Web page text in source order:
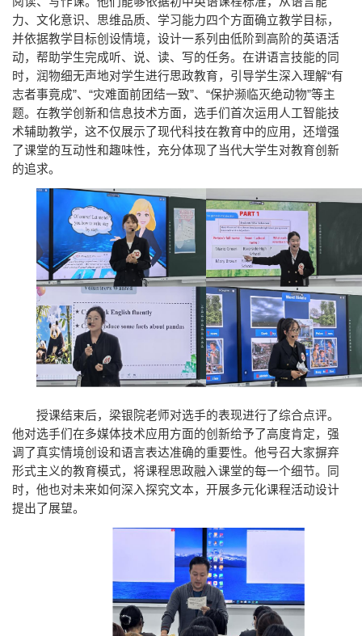
力、文化意识、思维品质、学习能力四个方面确立教学目标，
并依据教学目标创设情境，设计一系列由低阶到高阶的英语活
动，帮助学生完成听、说、读、写的任务。在讲语言技能的同
时，润物细无声地对学生进行思政教育，引导学生深入理解“有
志者事竟成”、“灾难面前团结一致”、“保护濒临灭绝动物”等主
题。在教学创新和信息技术方面，选手们首次运用人工智能技
术辅助教学，这不仅展示了现代科技在教育中的应用，还增强
了课堂的互动性和趣味性，充分体现了当代大学生对教育创新
的追求。
授课结束后，梁银院老师对选手的表现进行了综合点评。
他对选手们在多媒体技术应用方面的创新给予了高度肯定，强
调了真实情境创设和语言表达准确的重要性。他号召大家摒弃
形式主义的教育模式，将课程思政融入课堂的每一个细节。同
时，他也对未来如何深入探究文本，开展多元化课程活动设计
提出了展望。